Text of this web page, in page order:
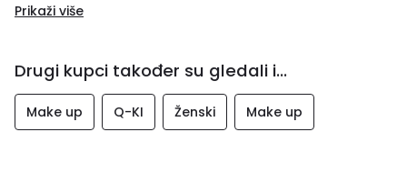
Prikaži više
Drugi kupci također su gledali i...
Make up Q-KI Ženski Make up